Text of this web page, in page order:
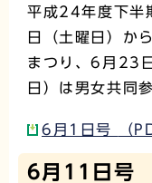
平成24年度下半
日（土曜日）か
まつり、6月23
日）は男女共同
6月1
6月11日号